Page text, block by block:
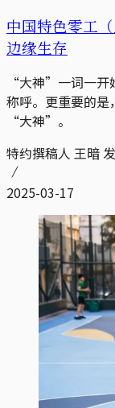
中国特色零工
边缘生存
“大神”一词一开
称呼。更重要的是
“大神”。
特约撰稿人 王暗
2025-03-17